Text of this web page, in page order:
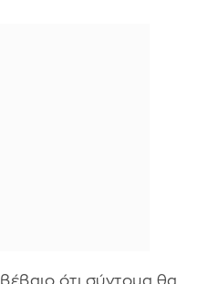
ότι σύντομα θα